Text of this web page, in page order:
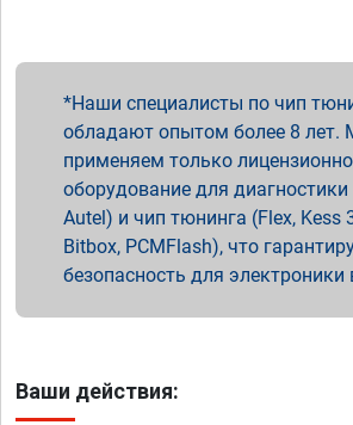
Наши специалисты по чип
обладают опытом более 8 лет.
применяем только
оборудование для диагностики
Autel) и чип тюнинга (Flex, Kess
Bitbox, PCMFlash), что
безопасность для электроники
Ваши действия: